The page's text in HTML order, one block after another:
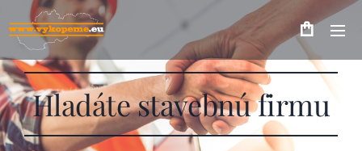
Hladáte stavebnú firmu